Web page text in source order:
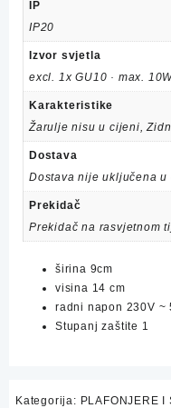
IP
IP20
Izvor svjetla
excl. 1x GU10 · max.
Karakteristike
Žarulje nisu u cijeni,
Dostava
Dostava nije uključena u
Prekidač
Prekidač na rasvjetnom
širina 9cm
visina 14 cm
radni napon 230V ~
Stupanj zaštite 1
Kategorija: PLAFONJERE I